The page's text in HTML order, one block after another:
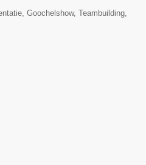
Goochelshow, Teambuilding,